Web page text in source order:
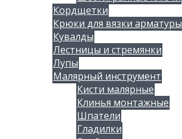
Кордщетки
Крюки для вязки арматуры
Кувалды
Лестницы и стремянки
Лупы
Малярный инструмент
Кисти малярные
Клинья монтажные
Шпатели
Гладилки